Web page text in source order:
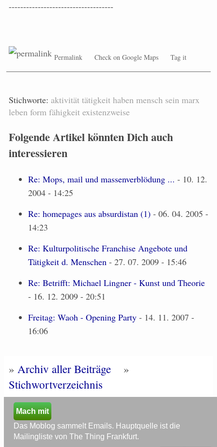
------------------------------------
Permalink Check on Google Maps Tag it
Stichworte: aktivität tätigkeit haben mensch sein marx
leben form fähigkeit existenzweise
Folgende Artikel könnten Dich auch
interessieren
Re: Mops, mail und massenverblödung ... - 10. 12.
2004 - 14:25
Re: homepages aus absurdistan (1) - 06. 04. 2005 -
14:23
Re: Kulturpolitische Franchise Angebote und
Tätigkeit d. Menschen - 27. 07. 2009 - 15:46
Re: Betrifft: Michael Lingner - Kunst und Theorie
- 16. 12. 2009 - 20:51
Freitag: Waoh - Opening Party - 14. 11. 2007 -
16:06
» Archiv aller Beiträge
»
Stichwortverzeichnis
Mach mit
Das Moblog sammelt Emails. Hauptquelle ist die
Mailingliste von The Thing Frankfurt.